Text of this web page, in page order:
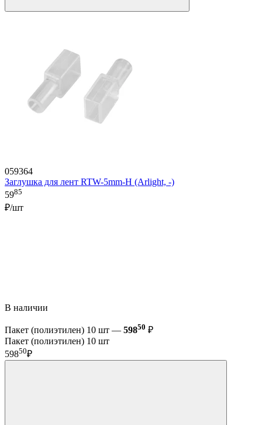
059364
Заглушка для лент RTW-5mm-H (Arlight, -)
5985
₽/шт
В наличии
Пакет (полиэтилен) 10 шт — 59850 ₽
Пакет (полиэтилен) 10 шт
59850₽